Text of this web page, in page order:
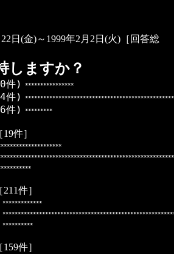
日(金)～1999年2月2日(火)［回答総
しますか？
件) ****************
件)
件) *********
19件］
211件］
*************
**********
159件］